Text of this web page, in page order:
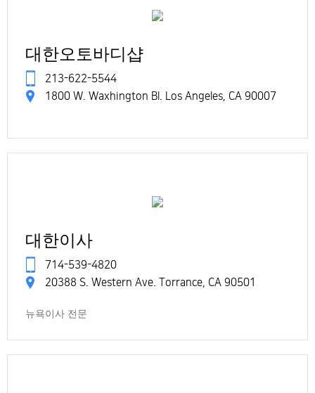
대한오토바디샵
213-622-5544
1800 W. Waxhington Bl. Los Angeles, CA 90007
대한이사
714-539-4820
20388 S. Western Ave. Torrance, CA 90501
뉴욕이사 전문